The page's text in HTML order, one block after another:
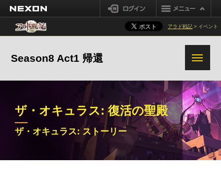
ログイン
アラド戦記 > イベント
Season8 Act1 帰還
真バガボンド
メイジ (女) プリースト (男)
プリースト (女) シーフ
UIリニューアル
冒険団
ギルド
ダンジョン
チャンネル
追加変更事項 その他の変更事項
その他の追加改編パッチ その他
ザ・オキュラス: 復活の聖殿
ザ・オキュラス: ストーリー